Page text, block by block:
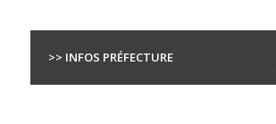
>> INFOS PRÉFECTURE